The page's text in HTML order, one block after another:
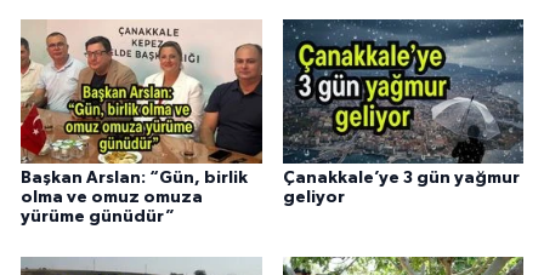
Başkan Arslan: “Gün, birlik
olma ve omuz omuza
yürüme günüdür”
Çanakkale’ye 3 gün yağmur
geliyor